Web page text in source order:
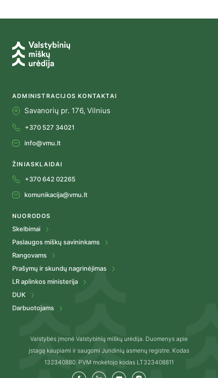
ADMINISTRACIJOS KONTAKTAI
Savanorių pr. 176, Vilnius
+370 527 34021
info@vmu.lt
ŽINIASKLAIDAI
+370 642 02265
komunikacija@vmu.lt
NUORODOS
Skelbimai
Paslaugos miškų savininkams
Rangovams
Prašymų ir skundų nagrinėjimas
LR aplinkos ministerija
DUK
Darbuotojams
Valstybės įmonė Valstybinių miškų urėdija. Duomenys apie
įstagą kaupiami ir saugomi Juridinių asmenų registre. Kodas
132340880. PVM mokėtojo kodas LT323408811